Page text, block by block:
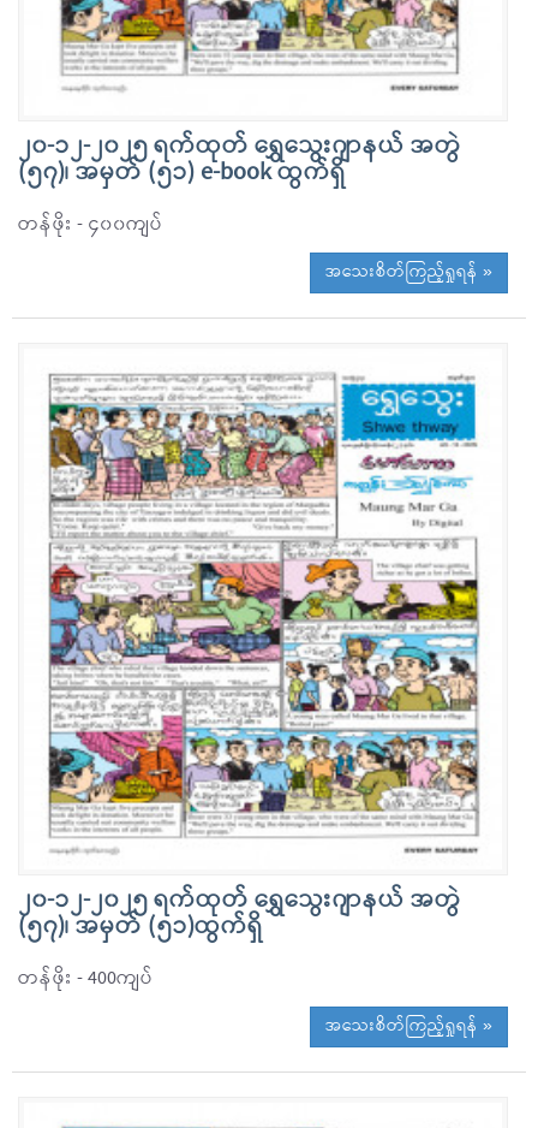
၂၀-၁၂-၂၀၂၅ ရက်ထုတ် ရွှေသွေးဂျာနယ် အတွဲ
(၅၇)၊ အမှတ် (၅၁) e-book ထွက်ရှိ
တန်ဖိုး - ၄၀၀ကျပ်
အသေးစိတ်ကြည့်ရှုရန် »
၂၀-၁၂-၂၀၂၅ ရက်ထုတ် ရွှေသွေးဂျာနယ် အတွဲ
(၅၇)၊ အမှတ် (၅၁)ထွက်ရှိ
တန်ဖိုး - 400ကျပ်
အသေးစိတ်ကြည့်ရှုရန် »